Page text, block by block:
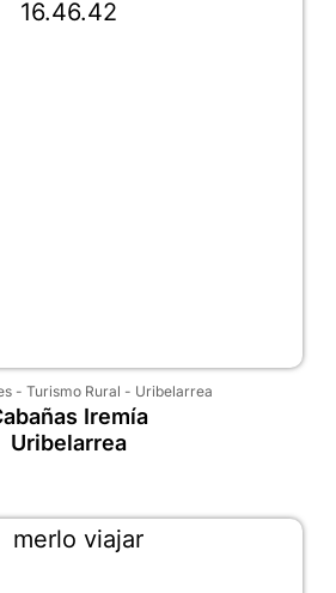
- Turismo Rural - Uribelarrea
Iremía
Uribelarrea